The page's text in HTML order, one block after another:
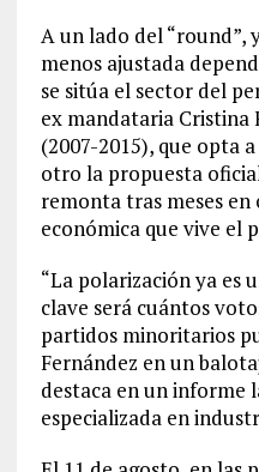
A un lado del “round”,
menos ajustada
se sitúa el sector del
ex mandataria Cristina
(2007-2015), que opta
otro la propuesta
remonta tras meses en
económica que vive el
“La polarización ya es
clave será cuántos
partidos minoritarios
Fernández en un
destaca en un informe
especializada en